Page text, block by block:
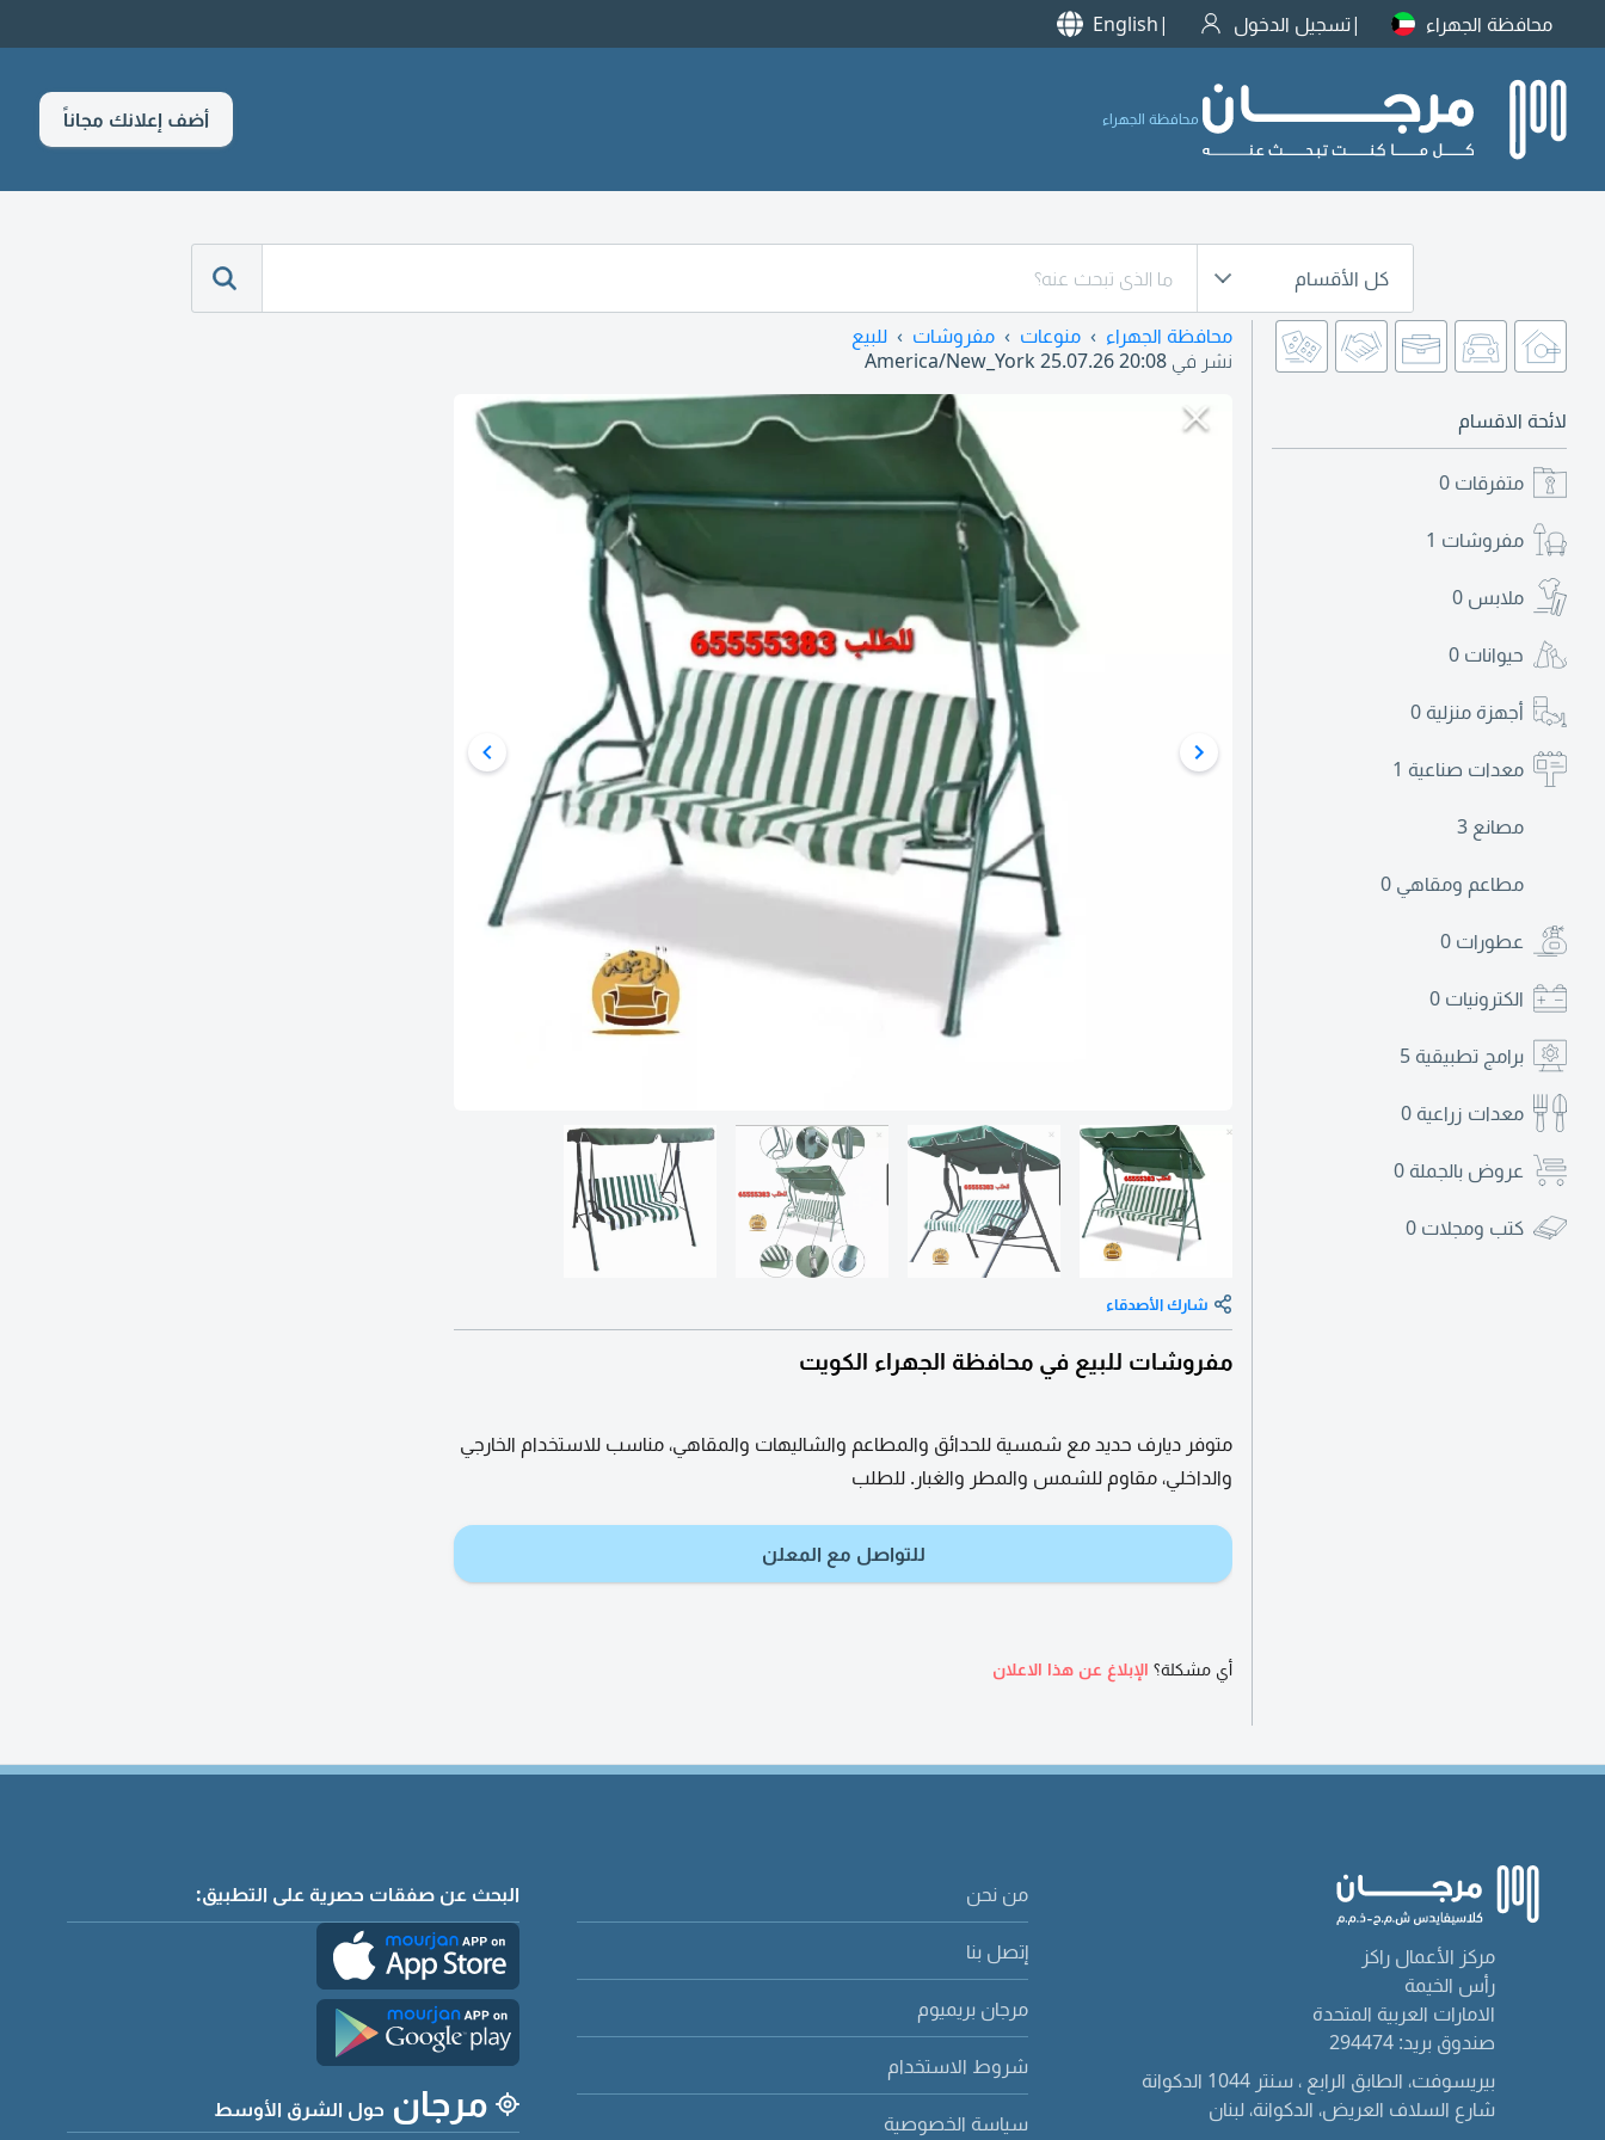
محافظة الجهراء تسجيل الدخول English
محافظة الجهراء أضف إعلانك مجاناً
كل الأقسام
لائحة الاقسام
متفرقات 0
مفروشات 1
ملابس 0
حيوانات 0
أجهزة منزلية 0
معدات صناعية 1
مصانع 3
مطاعم ومقاهي 0
عطورات 0
الكترونيات 0
برامج تطبيقية 5
معدات زراعية 0
عروض بالجملة 0
كتب ومجلات 0
محافظة الجهراء منوعات مفروشات
للبيع
نشر في 25.07.26 20:08
شارك الأصدقاء
مفروشات للبيع في محافظة الجهراء الكويت
متوفر ديارف حديد مع شمسية للحدائق والمطاعم والشاليهات والمقاهي، مناسب للاستخدام الخارجي
والداخلي، مقاوم للشمس والمطر والغبار. للطلب
للتواصل مع المعلن
أي مشكلة؟ الإبلاغ عن هذا الاعلان
مركز الأعمال راكز
رأس الخيمة
الامارات العربية المتحدة
صندوق بريد: 294474
بيريسوفت، الطابق الرابع ، سنتر 1044 الدكوانة
شارع السلاف العريض، الدكوانة، لبنان
من نحن
إتصل بنا
مرجان بريميوم
شروط الاستخدام
سياسة الخصوصية
البحث عن صفقات حصرية على التطبيق:
مرجان حول الشرق الأوسط